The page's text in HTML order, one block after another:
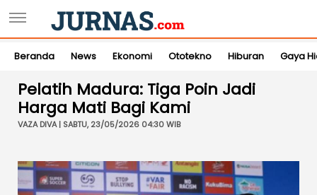
Beranda News Ekonomi Ototekno Hiburan Gaya
Pelatih Madura: Tiga Poin Jadi
Harga Mati Bagi Kami
VAZA DIVA | SABTU, 23/05/2026 04:30 WIB